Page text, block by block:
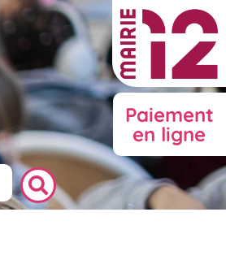
Paiement
en ligne